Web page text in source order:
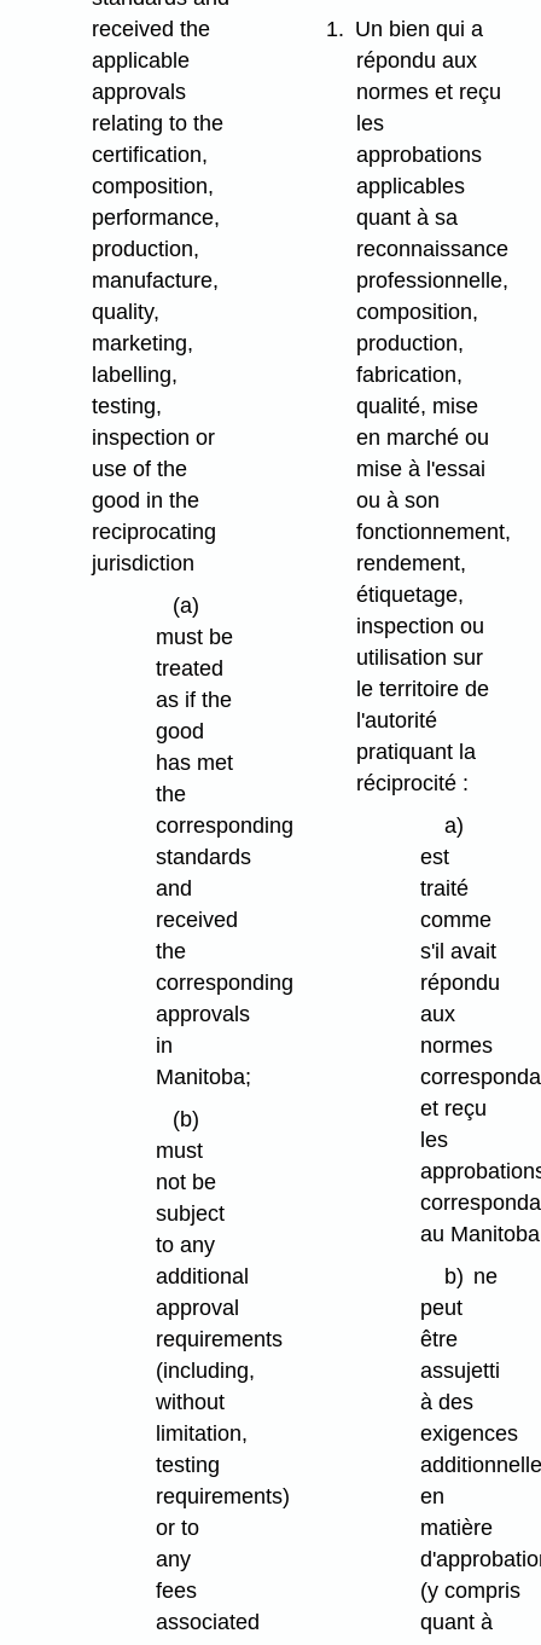
received the
applicable
approvals
relating to the
certification,
composition,
performance,
production,
manufacture,
quality,
marketing,
labelling,
testing,
inspection or
use of the
good in the
reciprocating
jurisdiction
(a)
must be
treated
as if the
good
has met
the
corresponding
standards
and
received
the
corresponding
approvals
in
Manitoba;
(b)
must
not be
subject
to any
additional
approval
requirements
(including,
without
limitation,
testing
requirements)
or to
any
fees
associated
1. Un bien qui a
répondu aux
normes et reçu
les
approbations
applicables
quant à sa
reconnaissance
professionnelle,
composition,
production,
fabrication,
qualité, mise
en marché ou
mise à l'essai
ou à son
fonctionnement,
rendement,
étiquetage,
inspection ou
utilisation sur
le territoire de
l'autorité
pratiquant la
réciprocité :
a)
est
traité
comme
s'il avait
répondu
aux
normes
et reçu
les
au
b) ne
peut
être
assujetti
à des
exigences
en
matière
(y compris
quant à